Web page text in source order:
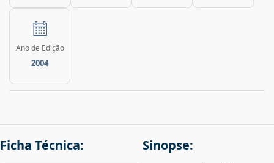
Ano de Edição
2004
Ficha Técnica: Sinopse: